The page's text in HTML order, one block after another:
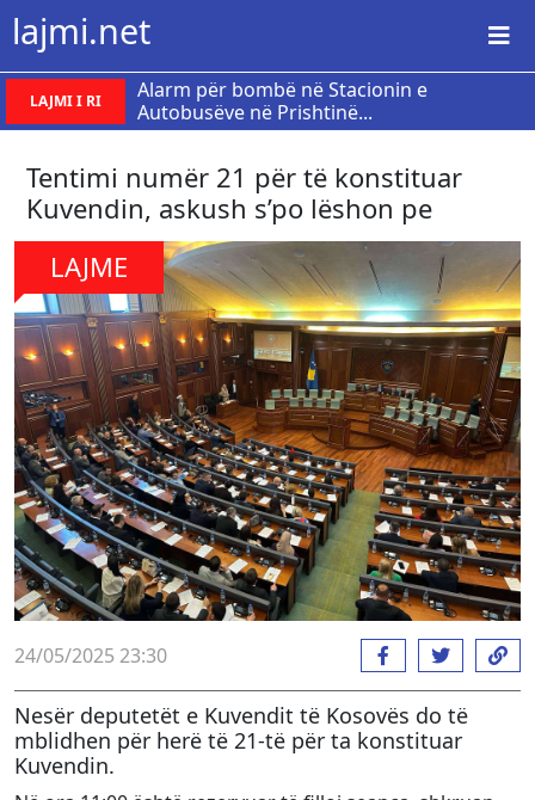
lajmi.net
LAJMI I RI
Alarm për bombë në Stacionin e
Autobusëve në Prishtinë...
Tentimi numër 21 për të konstituar
Kuvendin, askush s’po lëshon pe
LAJME
24/05/2025 23:30
Nesër deputetët e Kuvendit të Kosovës do të
mblidhen për herë të 21-të për ta konstituar
Kuvendin.